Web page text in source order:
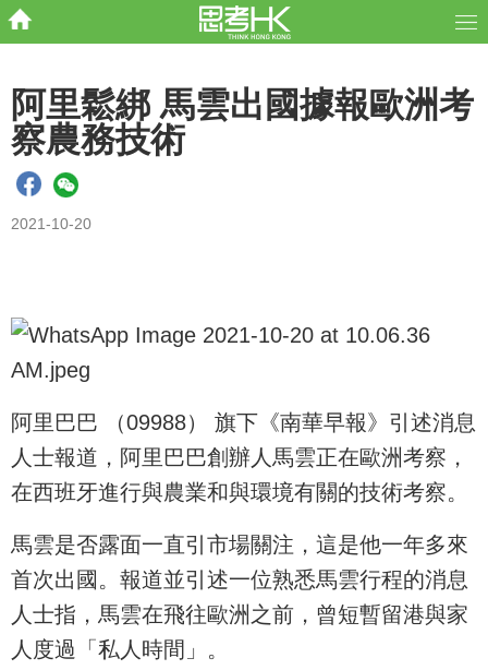
阿里鬆綁 馬雲出國據報歐洲考
察農務技術
2021-10-20
阿里巴巴 （09988） 旗下《南華早報》引述消息
人士報道，阿里巴巴創辦人馬雲正在歐洲考察，
在西班牙進行與農業和與環境有關的技術考察。
馬雲是否露面一直引市場關注，這是他一年多來
首次出國。報道並引述一位熟悉馬雲行程的消息
人士指，馬雲在飛往歐洲之前，曾短暫留港與家
人度過「私人時間」。